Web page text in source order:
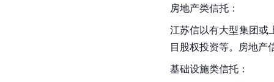
房地产类信托：
江苏信以有大型集团或
目股权投资等。房地产
基础设施类信托：